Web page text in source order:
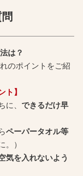
は？
のポイントをご紹
ト】
に、 できるだけ早
ペーパータオル等
。）
気を入れないよう